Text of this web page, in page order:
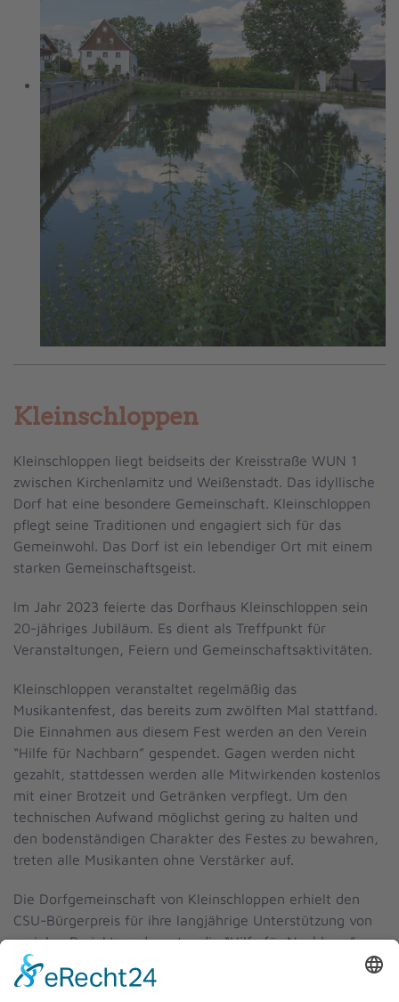
Kleinschloppen
Kleinschloppen liegt beidseits der Kreisstraße WUN 1
zwischen Kirchenlamitz und Weißenstadt. Das idyllische
Dorf hat eine besondere Gemeinschaft. Kleinschloppen
pflegt seine Traditionen und engagiert sich für das
Gemeinwohl. Das Dorf ist ein lebendiger Ort mit einem
starken Gemeinschaftsgeist.
Im Jahr 2023 feierte das Dorfhaus Kleinschloppen sein
20-jähriges Jubiläum. Es dient als Treffpunkt für
Veranstaltungen, Feiern und Gemeinschaftsaktivitäten.
Kleinschloppen veranstaltet regelmäßig das
Musikantenfest, das bereits zum zwölften Mal stattfand.
Die Einnahmen aus diesem Fest werden an den Verein
“Hilfe für Nachbarn” gespendet. Gagen werden nicht
gezahlt, stattdessen werden alle Mitwirkenden kostenlos
mit einer Brotzeit und Getränken verpflegt. Um den
technischen Aufwand möglichst gering zu halten und
den bodenständigen Charakter des Festes zu bewahren,
treten alle Musikanten ohne Verstärker auf.
Die Dorfgemeinschaft von Kleinschloppen erhielt den
CSU-Bürgerpreis für ihre langjährige Unterstützung von
sozialen Projekten, darunter die “Hilfe für Nachbarn”.
Direkt am Fichtelgebirgs-Radweg befindet sich eine